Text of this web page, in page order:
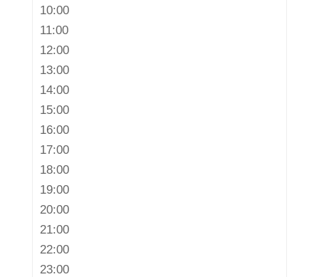
10:00
11:00
12:00
13:00
14:00
15:00
16:00
17:00
18:00
19:00
20:00
21:00
22:00
23:00